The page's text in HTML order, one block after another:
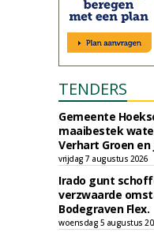
TENDERS
Gemeente
maaibestek
Verhart Groen en
vrijdag 7 augustus 2026
Irado gunt
verzwaarde
Bodegraven Flex.
woensdag 5 augustus